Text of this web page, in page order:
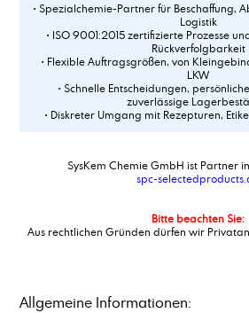
• Spezialchemie-Partner für Beschaffung,
Logistik
• ISO 9001:2015 zertifizierte Prozesse
Rückverfolgbarkeit
• Flexible Auftragsgrößen, von
LKW
• Schnelle Entscheidungen,
zuverlässige
• Diskreter Umgang mit Rezepturen,
SysKem Chemie GmbH ist Partner
spc-
Bitte beachten Sie:
Aus rechtlichen Gründen dürfen wir
Allgemeine Informationen: